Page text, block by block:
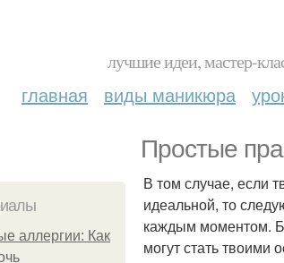
лучшие идеи, мастер-
главная виды маникюра
Простые
аллергии: Как
В том случае, если
идеальной, то
каждым моментом.
могут стать